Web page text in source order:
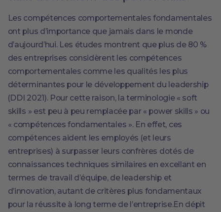
Les compétences comportementales fondamentales
ont plus d’importance que jamais dans le monde
d’aujourd’hui. Les études montrent que plus de 80 %
des entreprises considèrent les compétences
comportementales comme les qualités les plus
déterminantes pour le développement du leadership
(DDI 2021). Pour cette raison, la terminologie « soft
skills » est peu à peu remplacée par « power skills » ou
« compétences fondamentales ». En effet, ces
compétences aident les employés (et leurs
entreprises) à surpasser leurs confrères dotés de
connaissances techniques similaires en excellant en
termes de travail d’équipe, de leadership et
d’innovation, autant de critères plus fondamentaux
pour la réussite à long terme de l’entreprise.En dépit